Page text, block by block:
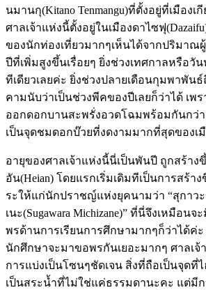
นมานกุ(Kitano Tenmangu)ที่ตั้งอยู่ที่เมืองเ
ศาลเจ้าแห่งนี้ตั้งอยู่ในเมืองดาไซฟุ
ของนักท่องเที่ยวมากๆเห็นได้จากปริมาณ
ปีที่เพิ่มสูงขึ้นเรื่อยๆ ยิ่งช่วงเทศกาลหรือวั
ทีเดียวเลยค่ะ ยิ่งช่วงปลายเดือนกุมพาพัน
คามนับว่าเป็นช่วงพีคของปีเลยก็ว่าได้ เพ
ออกดอกบานสะพรั่งอวดโฉมพร้อมกันกว่า
เป็นจุดชมดอกบ๊วยที่งดงามมากที่สุดของเมื
อายุของศาลเจ้าแห่งนี้นี่เป็นพันปี ถูกสร้าง
อัน(Heian) โดยแรกเริ่มเดิมทีเป็นการสร้า
ระให้แก่นักปราชญ์แห่งยุคนามว่า “สุกาว
เนะ(Sugawara Michizane)” ที่นี่จึงเหมือน
พรด้านการเรียนการศึกษามากๆก็ว่าได้ค่
นักศึกษาจะมาขอพรกันเยอะมากๆ ศาลเ
การแบ่งเป็นโซนๆชัดเจน สิ่งที่ถือเป็นจุดที่
เป็นสระน้ำที่ไม่ใช่แค่ธรรมดานะคะ แต่มี